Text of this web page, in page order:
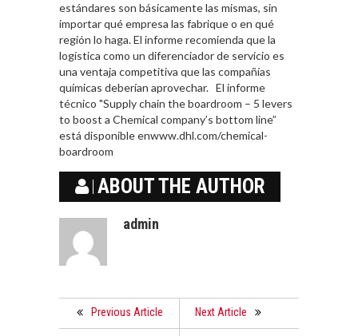
estándares son básicamente las mismas, sin
importar qué empresa las fabrique o en qué
región lo haga. El informe recomienda que la
logística como un diferenciador de servicio es
una ventaja competitiva que las compañías
químicas deberían aprovechar. El informe
técnico "Supply chain the boardroom – 5 levers
to boost a Chemical company’s bottom line”
está disponible enwww.dhl.com/chemical-
boardroom
ABOUT THE AUTHOR
admin
Previous Article Next Article